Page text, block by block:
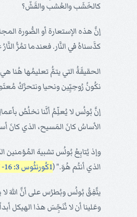
كالخَشَب والعُشب والقَشّ؟
إنَّ هذه الإستعارة أو الصُّورة
كدَّسناهُ في النَّار. فعندما تمُرُّ
الحقيقَةُ التي يتمُّ تعليمُها هُنا
نكُونُ رُوحِيِّين ونحيا ونتحرَّكُ
إنَّ بُولُس لا يُعلِّمُ أنَّنا نخلُصُ
الأساسُ كانَ المَسيح، الذي كانَ
وإذ يُتابِعُ بُولُس تشبيهَ المُؤمنين
الذي أنتُم هُوَ." (1كُورنثُوس 3: 16- 17
يتَّفِقُ بُولُس وبُطرُس على أنَّ اللهَ
وعَلينا أن لا نُنَجِّسَ هذا الهيكل أبداً